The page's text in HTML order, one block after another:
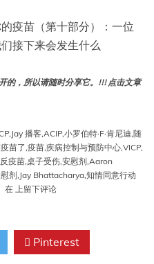
疫苗（第十部分）：一位
接下来会发生什么
的，所以请随时分享它。!!! 点击文章
, Jay 播客,ACIP,小罗伯特·F·肯尼迪,随
苗了,疫苗,疾病控制与预防中心,VICP,
反疫苗,桌子受伤,安慰剂,Aaron
剂, Jay Bhattacharya,知情同意行动
在 小
特
肯
上留下评论
Pinterest